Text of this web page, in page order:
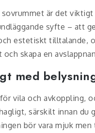
är det
syfte – att
estetiskt tilltalande,
skapa en
med
vila och avkoppling,
särskilt innan du
bör vara mjuk